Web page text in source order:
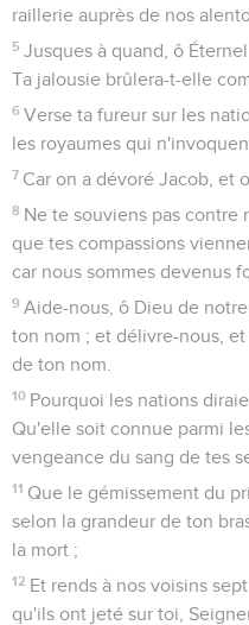
raillerie auprès de nos
5 Jusques à quand, ô
Ta jalousie brûlera-t-elle
6 Verse ta fureur sur les
les royaumes qui
7 Car on a dévoré Jacob, et
8 Ne te souviens pas contre
que tes compassions
car nous sommes devenus
9 Aide-nous, ô Dieu de
ton nom ; et délivre-nous,
de ton nom.
10 Pourquoi les nations
Qu'elle soit connue parmi
vengeance du sang de tes
11 Que le gémissement du
selon la grandeur de ton
la mort ;
12 Et rends à nos voisins
qu'ils ont jeté sur toi,